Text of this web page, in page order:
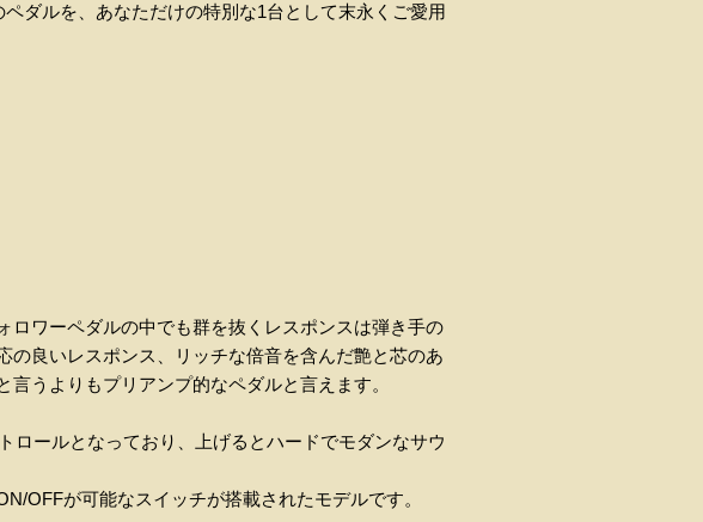
ダルを、あなただけの特別な1台として末永くご愛用
ロワーペダルの中でも群を抜くレスポンスは弾き手の
良いレスポンス、リッチな倍音を含んだ艶と芯のあ
うよりもプリアンプ的なペダルと言えます。
ロールとなっており、上げるとハードでモダンなサウ
OFFが可能なスイッチが搭載されたモデルです。